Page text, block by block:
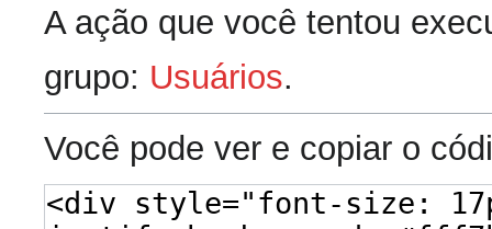
A ação que você tentou
grupo: Usuários.
Você pode ver e copiar o